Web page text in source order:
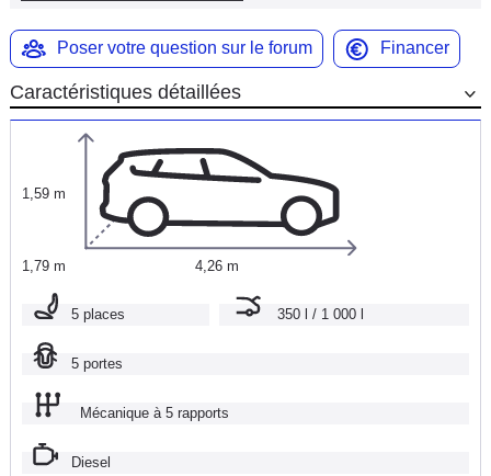
Marques
Poser votre question sur le forum Financer
Caractéristiques détaillées
1,59 m
1,79 m 4,26 m
5 places 350 l / 1 000 l
5 portes
Mécanique à 5 rapports
Diesel